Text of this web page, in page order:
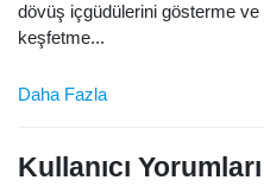
dövüş içgüdülerini gösterme
keşfetme...
Daha Fazla
Kullanıcı Yorumları